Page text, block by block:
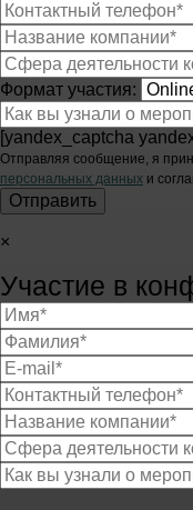
Формат участия:
[yandex_captcha
Отправляя сообщение, я
персональных данных и
×
Участие в